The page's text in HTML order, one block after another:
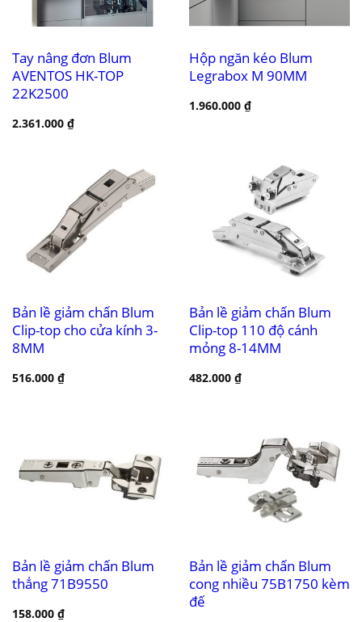
Tay nâng đơn Blum
AVENTOS HK-TOP
22K2500
2.361.000 ₫
Hộp ngăn kéo Blum
Legrabox M 90MM
1.960.000 ₫
Bản lề giảm chấn Blum
Clip-top cho cửa kính 3-
8MM
516.000 ₫
Bản lề giảm chấn Blum
Clip-top 110 độ cánh
mỏng 8-14MM
482.000 ₫
Bản lề giảm chấn Blum
thẳng 71B9550
158.000 ₫
Bản lề giảm chấn Blum
cong nhiều 75B1750 kèm
đế